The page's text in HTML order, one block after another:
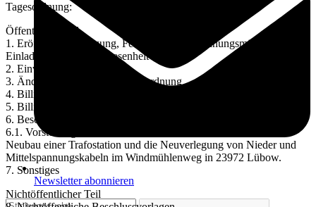
Newsletter abonnieren
Tagesordnung:
Öffentlicher Teil
1. Eröffnung der Sitzung, Feststellung der Ordnungsmäßigkeit der
Einladung und der Anwesenheit
2. Einwohnerfragestunde
3. Änderungsanträge zur Tagesordnung
4. Billigung der Sitzungsniederschrift vom 23.09.2025
5. Billigung der Sitzungsniederschrift vom 13.01.2026
6. Beschlussvorlagen
6.1. Vorstellung des Bauvorhabens der E.DIS Netz GmbH zum
Neubau einer Trafostation und die Neuverlegung von Nieder und
Mittelspannungskabeln im Windmühlenweg in 23972 Lübow.
7. Sonstiges
Nichtöffentlicher Teil